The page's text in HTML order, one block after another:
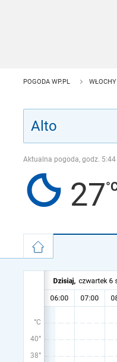
POGODA WP.PL WŁOCHY
Aktualna pogoda, godz. 5:44
27
°C
40°
38°